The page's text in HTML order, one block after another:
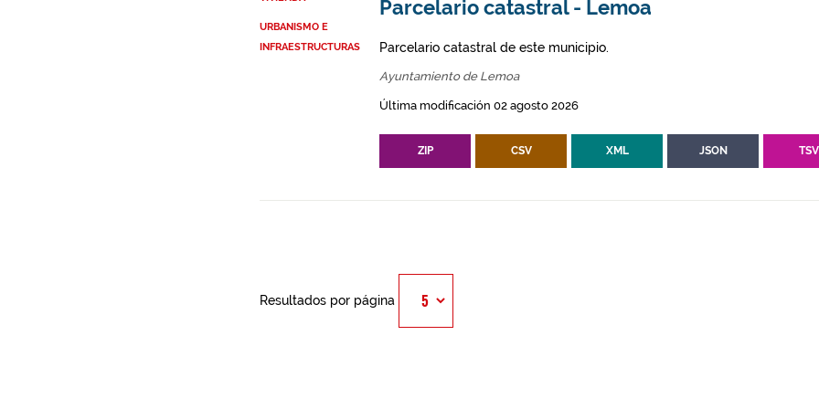
URBANISMO E
INFRAESTRUCTURAS
Parcelario catastral - Lemoa
Parcelario catastral de este municipio.
Ayuntamiento de Lemoa
Última modificación 02 agosto 2026
ZIP CSV XML JSON TSV
Resultados por página